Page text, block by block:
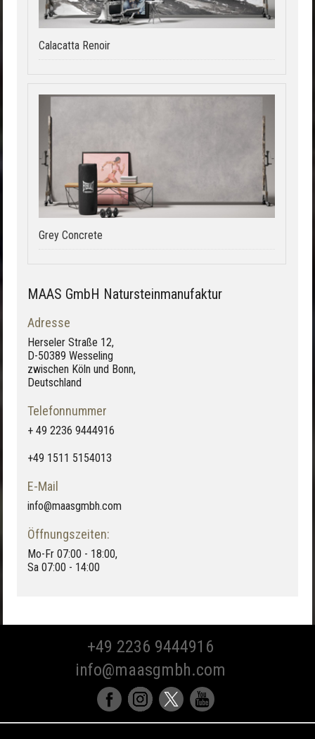
Calacatta Renoir
Grey Concrete
MAAS GmbH Natursteinmanufaktur
Adresse
Herseler Straße 12,
D-50389 Wesseling
zwischen Köln und Bonn,
Deutschland
Telefonnummer
+ 49 2236 9444916
+49 1511 5154013
E-Mail
info@maasgmbh.com
Öffnungszeiten:
Mo-Fr 07:00 - 18:00,
Sa 07:00 - 14:00
+49 2236 9444916
info@maasgmbh.com